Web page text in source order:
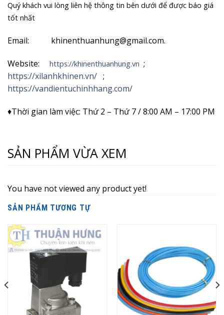
Quý khách vui lòng liên hệ thông tin bên dưới để được báo giá
tốt nhất
Email: khinenthuanhung@gmail.com.
Website: https://khinenthuanhung.vn ;
https://xilanhkhinen.vn/ ;
https://vandientuchinhhang.com/
♦Thời gian làm việc: Thứ 2 – Thứ 7 / 8:00 AM – 17:00 PM
SẢN PHẨM VỪA XEM
You have not viewed any product yet!
SẢN PHẨM TƯƠNG TỰ